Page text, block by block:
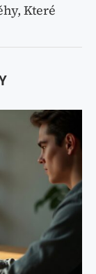
Které